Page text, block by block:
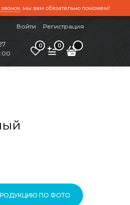
, мы вам обязательно поможем!
Войти Регистрация
0 0
ПО ФОТО